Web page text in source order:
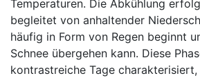
Temperaturen. Die Abkühlung
begleitet von anhaltender
häufig in Form von Regen beginnt
Schnee übergehen kann. Diese
kontrastreiche Tage